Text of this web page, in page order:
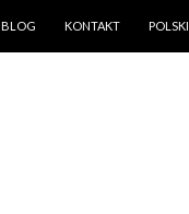
BLOG KONTAKT POLSKI